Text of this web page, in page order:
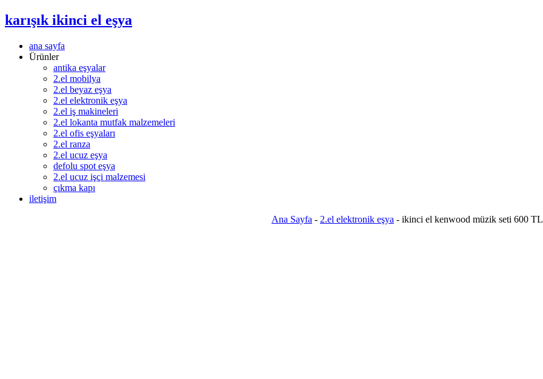
karışık ikinci el eşya
ana sayfa
Ürünler
antika eşyalar
2.el mobilya
2.el beyaz eşya
2.el elektronik eşya
2.el iş makineleri
2.el lokanta mutfak malzemeleri
2.el ofis eşyaları
2.el ranza
2.el ucuz eşya
defolu spot eşya
2.el ucuz işçi malzemesi
çıkma kapı
iletişim
Ana Sayfa - 2.el elektronik eşya - ikinci el kenwood müzik seti 600 TL